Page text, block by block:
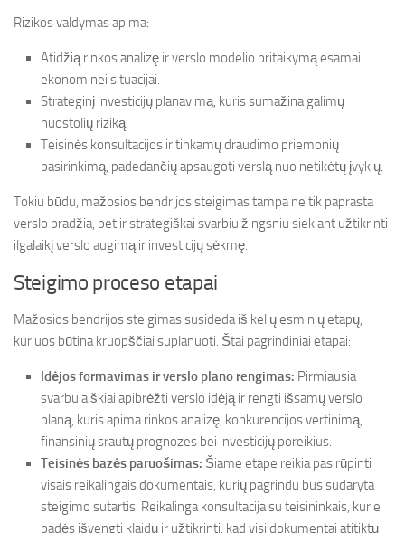
Rizikos valdymas apima:
Atidžią rinkos analizę ir verslo modelio pritaikymą esamai
ekonominei situacijai.
Strateginį investicijų planavimą, kuris sumažina galimų
nuostolių riziką.
Teisinės konsultacijos ir tinkamų draudimo priemonių
pasirinkimą, padedančių apsaugoti verslą nuo netikėtų įvykių.
Tokiu būdu, mažosios bendrijos steigimas tampa ne tik paprasta
verslo pradžia, bet ir strategiškai svarbiu žingsniu siekiant užtikrinti
ilgalaikį verslo augimą ir investicijų sėkmę.
Steigimo proceso etapai
Mažosios bendrijos steigimas susideda iš kelių esminių etapų,
kuriuos būtina kruopščiai suplanuoti. Štai pagrindiniai etapai:
Idėjos formavimas ir verslo plano rengimas: Pirmiausia
svarbu aiškiai apibrėžti verslo idėją ir rengti išsamų verslo
planą, kuris apima rinkos analizę, konkurencijos vertinimą,
finansinių srautų prognozes bei investicijų poreikius.
Teisinės bazės paruošimas: Šiame etape reikia pasirūpinti
visais reikalingais dokumentais, kurių pagrindu bus sudaryta
steigimo sutartis. Reikalinga konsultacija su teisininkais, kurie
padės išvengti klaidų ir užtikrinti, kad visi dokumentai atitiktų